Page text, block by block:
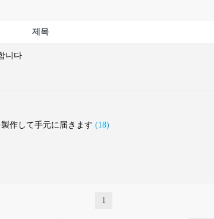
제목
니다
作して手元に届きます (18)
1